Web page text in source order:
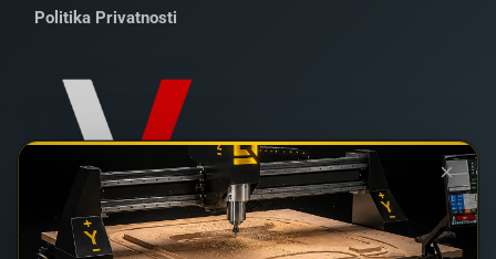
Politika Privatnosti
×